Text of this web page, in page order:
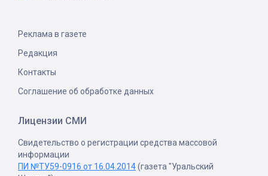
Реклама в газете
Редакция
Контакты
Соглашение об обработке данных
Лицензии СМИ
Свидетельство о регистрации средства массовой
информации
ПИ №ТУ59-0916 от 16.04.2014(газета "Уральский